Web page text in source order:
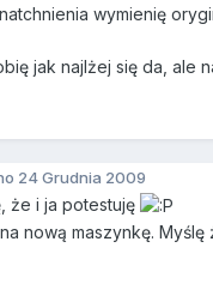
wymienię
jak najlżej się da, ale
24 Grudnia 2009
że i ja potestuję
nową maszynkę.